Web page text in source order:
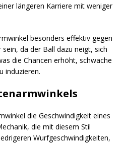
längeren Karriere mit weniger
besonders effektiv gegen
da der Ball dazu neigt, sich
die Chancen erhöht, schwache
induzieren.
die Geschwindigkeit eines
die mit diesem Stil
Wurfgeschwindigkeiten,